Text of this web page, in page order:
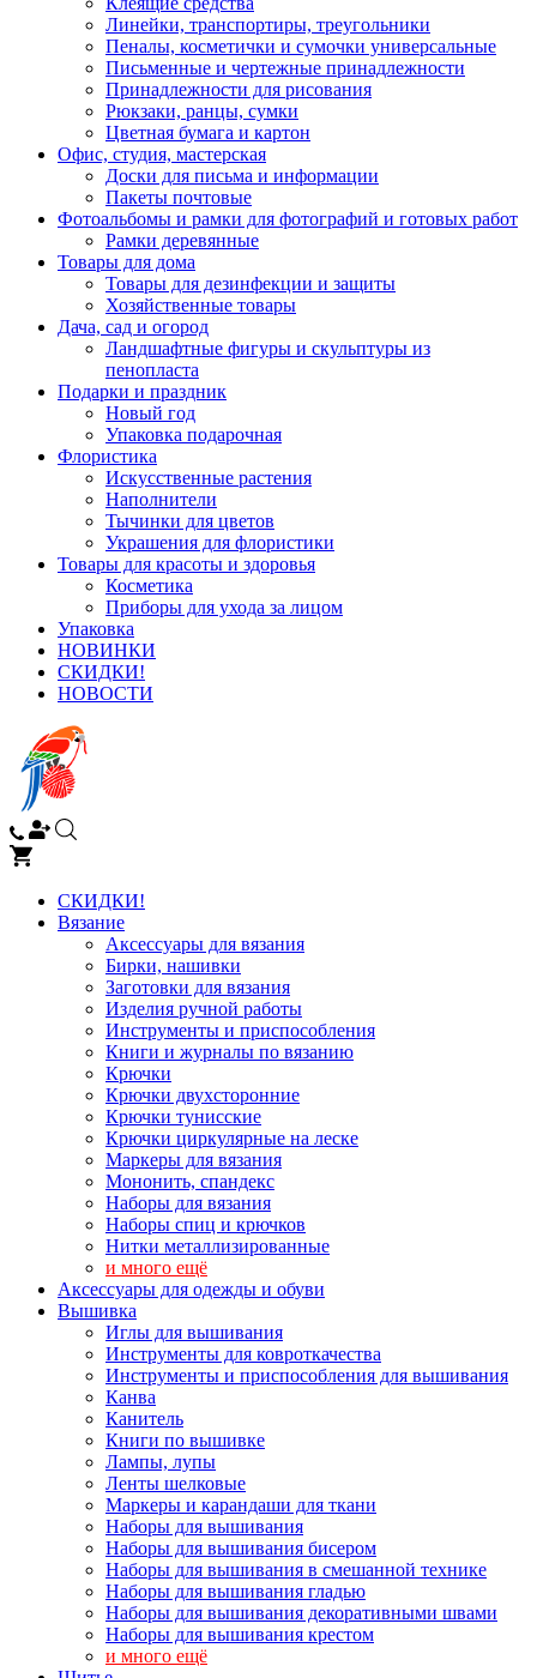
Линейки, транспортиры, треугольники
Пеналы, косметички и сумочки универсальные
Письменные и чертежные принадлежности
Принадлежности для рисования
Рюкзаки, ранцы, сумки
Цветная бумага и картон
Офис, студия, мастерская
Доски для письма и информации
Пакеты почтовые
Фотоальбомы и рамки для фотографий и готовых работ
Рамки деревянные
Товары для дома
Товары для дезинфекции и защиты
Хозяйственные товары
Дача, сад и огород
Ландшафтные фигуры и скульптуры из
пенопласта
Подарки и праздник
Новый год
Упаковка подарочная
Флористика
Искусственные растения
Наполнители
Тычинки для цветов
Украшения для флористики
Товары для красоты и здоровья
Косметика
Приборы для ухода за лицом
Упаковка
НОВИНКИ
СКИДКИ!
НОВОСТИ
СКИДКИ!
Вязание
Аксессуары для вязания
Бирки, нашивки
Заготовки для вязания
Изделия ручной работы
Инструменты и приспособления
Книги и журналы по вязанию
Крючки
Крючки двухсторонние
Крючки тунисские
Крючки циркулярные на леске
Маркеры для вязания
Мононить, спандекс
Наборы для вязания
Наборы спиц и крючков
Нитки металлизированные
и много ещё
Аксессуары для одежды и обуви
Вышивка
Иглы для вышивания
Инструменты для ковроткачества
Инструменты и приспособления для вышивания
Канва
Канитель
Книги по вышивке
Лампы, лупы
Ленты шелковые
Маркеры и карандаши для ткани
Наборы для вышивания
Наборы для вышивания бисером
Наборы для вышивания в смешанной технике
Наборы для вышивания гладью
Наборы для вышивания декоративными швами
Наборы для вышивания крестом
и много ещё